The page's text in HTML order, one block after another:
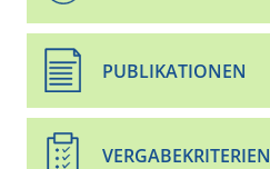
PUBLIKATIONEN
VERGABEKRITERIEN